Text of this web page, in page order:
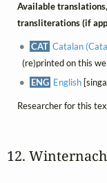
Available
transliterations (if
CAT Catalan
(re)printed on this
ENG English
Researcher for this
12.